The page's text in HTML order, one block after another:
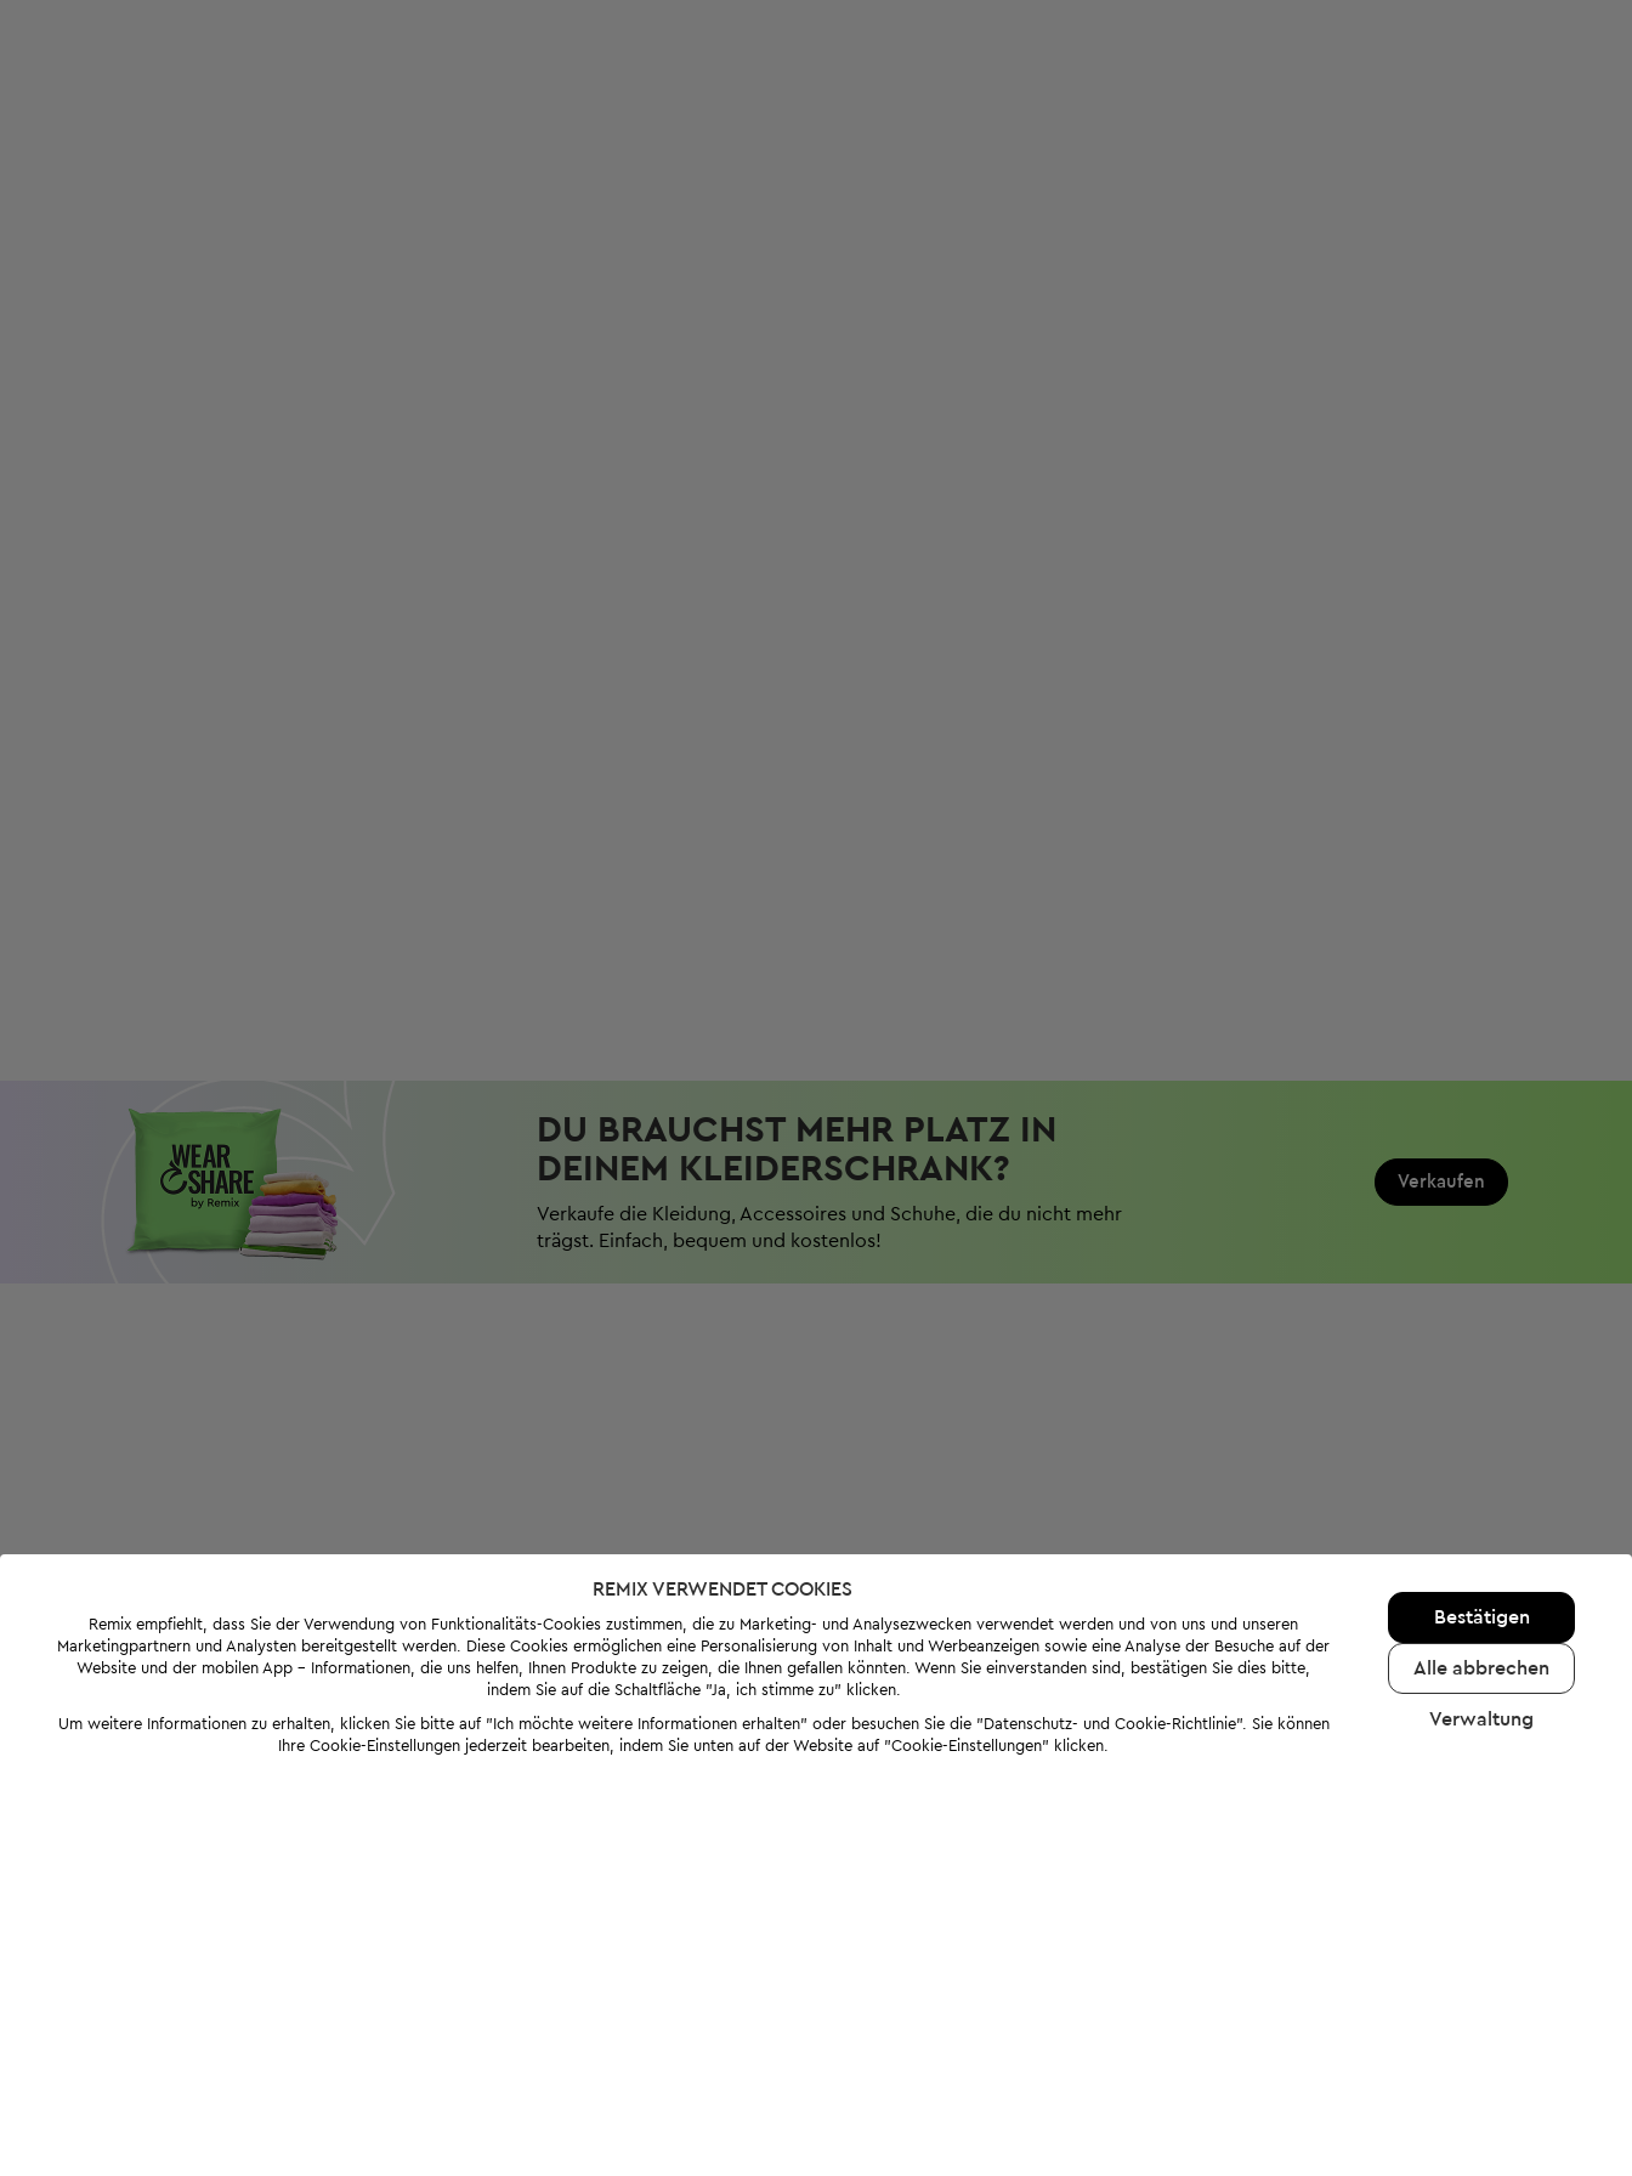
DU BRAUCHST MEHR PLATZ IN
DEINEM KLEIDERSCHRANK?
Verkaufe die Kleidung, Accessoires und Schuhe, die du nicht mehr
trägst. Einfach, bequem und kostenlos!
Verkaufen
REMIX VERWENDET COOKIES
Remix empfiehlt, dass Sie der Verwendung von Funktionalitäts-Cookies zustimmen, die zu Marketing- und Analysezwecken verwendet werden und von uns und unseren
Marketingpartnern und Analysten bereitgestellt werden. Diese Cookies ermöglichen eine Personalisierung von Inhalt und Werbeanzeigen sowie eine Analyse der Besuche auf der
Website und der mobilen App - Informationen, die uns helfen, Ihnen Produkte zu zeigen, die Ihnen gefallen könnten. Wenn Sie einverstanden sind, bestätigen Sie dies bitte,
indem Sie auf die Schaltfläche "Ja, ich stimme zu" klicken.
Um weitere Informationen zu erhalten, klicken Sie bitte auf "Ich möchte weitere Informationen erhalten" oder besuchen Sie die "Datenschutz- und Cookie-Richtlinie". Sie können
Ihre Cookie-Einstellungen jederzeit bearbeiten, indem Sie unten auf der Website auf "Cookie-Einstellungen" klicken.
Bestätigen
Alle abbrechen
Verwaltung